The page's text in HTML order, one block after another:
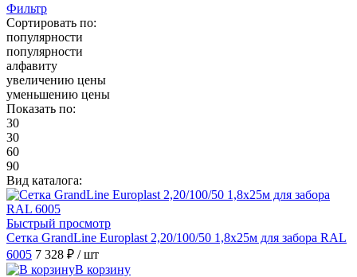
Фильтр
Сортировать по:
популярности
популярности
алфавиту
увеличению цены
уменьшению цены
Показать по:
30
30
60
90
Вид каталога:
Быстрый просмотр
Сетка GrandLine Europlast 2,20/100/50 1,8х25м для забора RAL
6005 7 328 ₽ / шт
В корзину